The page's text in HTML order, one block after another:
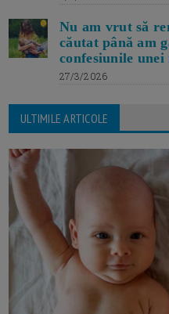
Nu am vrut să
căutat până am
confesiunile unei
27/3/2026
ULTIMILE ARTICOLE